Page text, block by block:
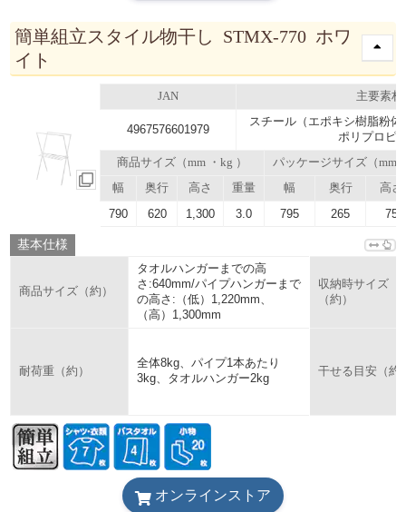
簡単組立スタイル物干し STMX-770 ホワ
イト
JAN 主要素材
4967576601979
スチール（エポキシ樹脂粉
ポリプロピ
商品サイズ（mm ・kg ）
パッケージサイズ（mm
幅
奥行 高さ 重量 幅 奥行 高さ
790 620 1,300 3.0 795 265 75
基本仕様
商品サイズ（約）
タオルハンガーまでの高
さ:640mm/パイプハンガーまで
の高さ:（低）1,220mm、
（高）1,300mm
収納時サイズ
（約）
耐荷重（約）
全体8kg、パイプ1本あたり
3kg、タオルハンガー2kg
干せる目安（約
オンラインストア